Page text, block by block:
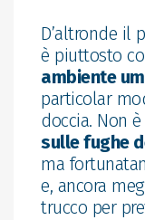
D’altronde il
è piuttosto
ambiente
particolar
doccia. Non
sulle fughe
ma
e, ancora
trucco per